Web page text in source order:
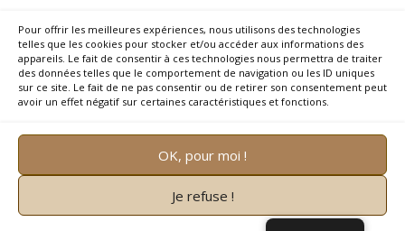
Pour offrir les meilleures expériences, nous utilisons des technologies
telles que les cookies pour stocker et/ou accéder aux informations des
appareils. Le fait de consentir à ces technologies nous permettra de traiter
des données telles que le comportement de navigation ou les ID uniques
sur ce site. Le fait de ne pas consentir ou de retirer son consentement peut
avoir un effet négatif sur certaines caractéristiques et fonctions.
OK, pour moi !
Je refuse !
Notre Histoire
On parle de nous
Recrutement
Copyright © 2026 Muzard SARL